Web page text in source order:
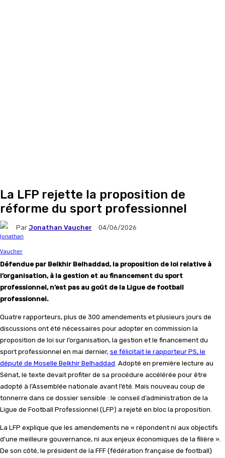
La LFP rejette la proposition de
réforme du sport professionnel
Par Jonathan Vaucher 04/06/2026
Défendue par Belkhir Belhaddad, la proposition de loi relative à
l’organisation, à la gestion et au financement du sport
professionnel, n’est pas au goût de la Ligue de football
professionnel.
Quatre rapporteurs, plus de 300 amendements et plusieurs jours de
discussions ont été nécessaires pour adopter en commission la
proposition de loi sur l’organisation, la gestion et le financement du
sport professionnel en mai dernier, se félicitait le rapporteur PS, le
député de Moselle Belkhir Belhaddad. Adopté en première lecture au
Sénat, le texte devait profiter de sa procédure accélérée pour être
adopté à l’Assemblée nationale avant l’été. Mais nouveau coup de
tonnerre dans ce dossier sensible : le conseil d’administration de la
Ligue de Football Professionnel (LFP) a rejeté en bloc la proposition.
La LFP explique que les amendements ne « répondent ni aux objectifs
d’une meilleure gouvernance, ni aux enjeux économiques de la filière ».
De son côté, le président de la FFF (fédération française de football)